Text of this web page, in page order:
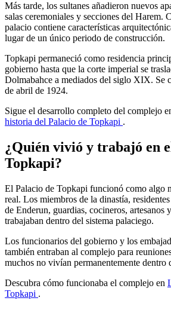
Más tarde, los sultanes añadieron nuevos
salas ceremoniales y secciones del Harem.
palacio contiene características
lugar de un único periodo de construcción.
Topkapi permaneció como residencia
gobierno hasta que la corte imperial se
Dolmabahce a mediados del siglo XIX. Se
de abril de 1924.
Sigue el desarrollo completo del complejo
historia del Palacio de Topkapi .
¿Quién vivió y trabajó en
Topkapi?
El Palacio de Topkapi funcionó como algo
real. Los miembros de la dinastía,
de Enderun, guardias, cocineros, artesanos
trabajaban dentro del sistema palaciego.
Los funcionarios del gobierno y los
también entraban al complejo para
muchos no vivían permanentemente dentro
Descubra cómo funcionaba el complejo en
Topkapi .